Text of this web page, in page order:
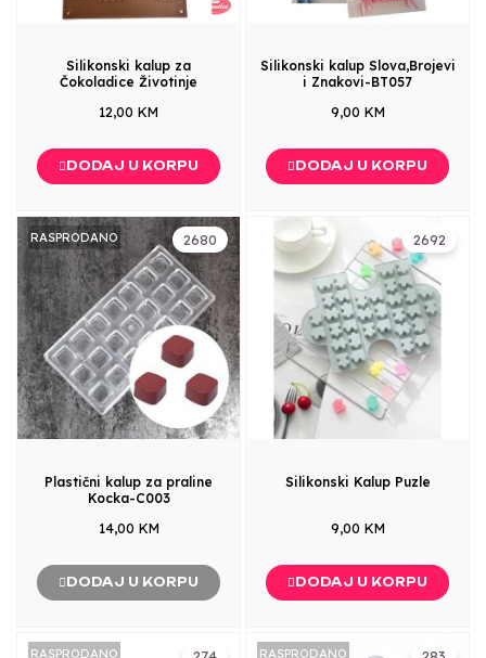
Silikonski kalup za
Čokoladice Životinje
12,00 KM
DODAJ U KORPU
Silikonski kalup Slova,Brojevi
i Znakovi-BT057
9,00 KM
DODAJ U KORPU
2680
RASPRODANO
Plastični kalup za praline
Kocka-C003
14,00 KM
DODAJ U KORPU
2692
Silikonski Kalup Puzle
9,00 KM
DODAJ U KORPU
RASPRODANO RASPRODANO